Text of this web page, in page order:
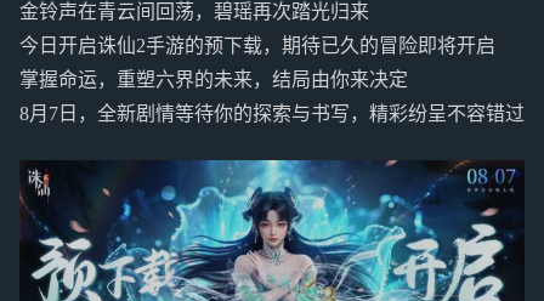
金铃声在青云间回荡，碧瑶再次踏光归来
今日开启诛仙2手游的预下载，期待已久的冒险即将开启
掌握命运，重塑六界的未来，结局由你来决定
8月7日，全新剧情等待你的探索与书写，精彩纷呈不容错过